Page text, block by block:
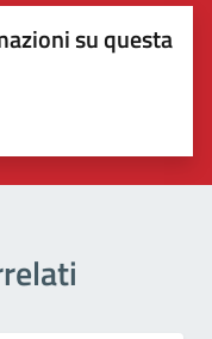
su questa